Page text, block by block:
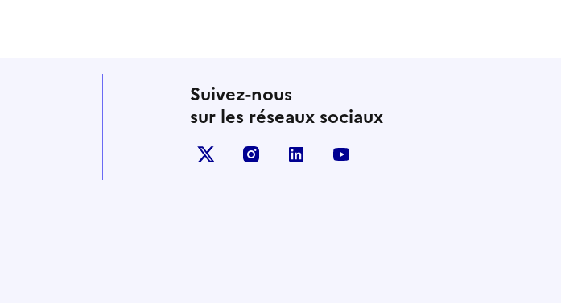
Suivez-nous
sur les réseaux sociaux
X (anciennement Twitter)
instagramlinkedin